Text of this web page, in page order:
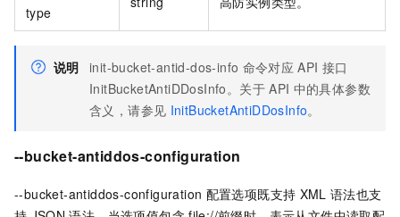
type
说明 init-bucket-antid-dos-info 命令对应 API 接口
InitBucketAntiDDosInfo。关于 API 中的具体参数
含义，请参见 InitBucketAntiDDosInfo。
--bucket-antiddos-configuration
--bucket-antiddos-configuration 配置选项既支持 XML 语法也支